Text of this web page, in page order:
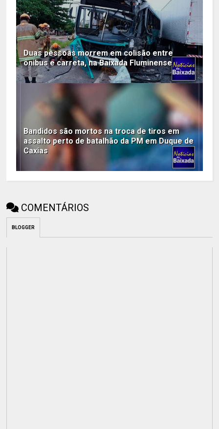
Duas pessoas morrem em colisão entre
ônibus e carreta, na Baixada Fluminense
Bandidos são mortos na troca de tiros em
assalto perto de batalhão da PM em Duque de
Caxias
COMENTÁRIOS
BLOGGER